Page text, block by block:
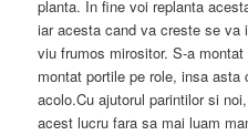
planta. In fine voi replanta
iar acesta cand va creste se va
viu frumos mirositor. S-a
montat portile pe role, insa
acolo.Cu ajutorul parintilor si
acest lucru fara sa mai luam